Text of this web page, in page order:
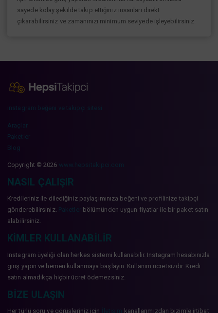
sayede kolay şekilde takip ettiğiniz insanları direkt
çıkarabilirsiniz ve zamanınızı minimum seviyede işleyebilirsiniz.
instagram beğeni ve takipçi sitesi
Araçlar
Paketler
Blog
Copyright © 2026 www.hepsitakipci.com
NASIL ÇALIŞIR
Kredileriniz ile dilediğiniz paylaşımınıza beğeni ve profilinize takipçi
gönderebilirsiniz. Paketler bölümünden uygun fiyatlar ile bir paket satın
alabilirsiniz.
KIMLER KULLANABILIR
Instagram üyeliği olan herkes sistemi kullanabilir. Instagram hesabınızla
giriş yapın ve hemen kullanmaya başlayın. Kullanım ücretsizdir. Kredi
satın almadıkça hiçbir ücret ödemezsiniz.
BIZE ULAŞIN
Her türlü soru ve görüşleriniz için kanallarımızdan bizimle irtibat